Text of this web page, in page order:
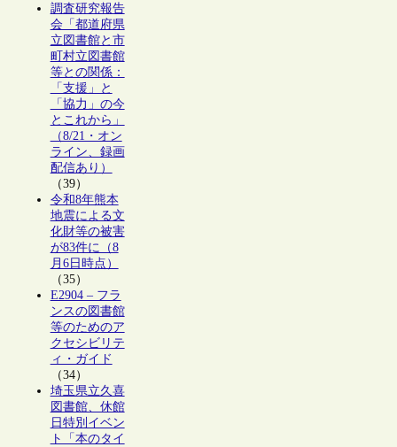
調査研究報告
会「都道府県
立図書館と市
町村立図書館
等との関係：
「支援」と
「協力」の今
とこれから」
（8/21・オン
ライン、録画
配信あり）
（39）
令和8年熊本
地震による文
化財等の被害
が83件に（8
月6日時点）
（35）
E2904 – フラ
ンスの図書館
等のためのア
クセシビリテ
ィ・ガイド
（34）
埼玉県立久喜
図書館、休館
日特別イベン
ト「本のタイ